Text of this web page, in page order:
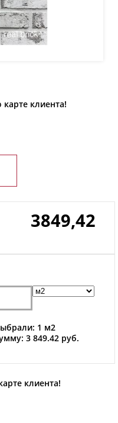
клиента!
3849,42
1 м2
3 849.42 руб.
клиента!